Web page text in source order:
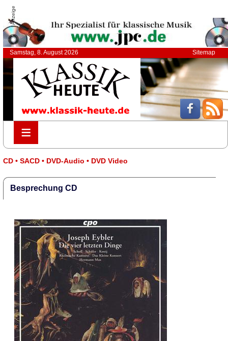
Anzeige
Samstag, 8. August 2026 Sitemap
≡
≡
CD • SACD • DVD-Audio • DVD Video
Besprechung CD